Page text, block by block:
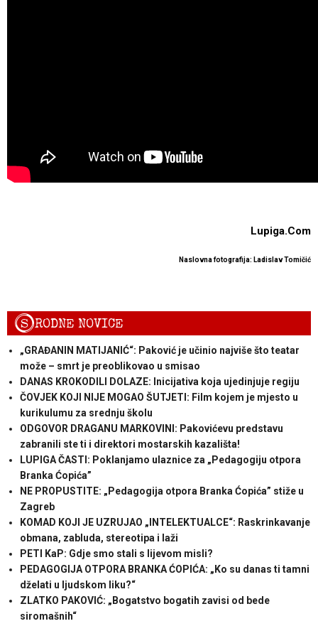
Lupiga.Com
Naslovna fotografija: Ladislav Tomičić
SRODNE NOVICE
„GRAĐANIN MATIJANIĆ“: Paković je učinio najviše što teatar
može – smrt je preoblikovao u smisao
DANAS KROKODILI DOLAZE: Inicijativa koja ujedinjuje regiju
ČOVJEK KOJI NIJE MOGAO ŠUTJETI: Film kojem je mjesto u
kurikulumu za srednju školu
ODGOVOR DRAGANU MARKOVINI: Pakovićevu predstavu
zabranili ste ti i direktori mostarskih kazališta!
LUPIGA ČASTI: Poklanjamo ulaznice za „Pedagogiju otpora
Branka Ćopića”
NE PROPUSTITE: „Pedagogija otpora Branka Ćopića” stiže u
Zagreb
KOMAD KOJI JE UZRUJAO „INTELEKTUALCE“: Raskrinkavanje
obmana, zabluda, stereotipa i laži
PETI KaP: Gdje smo stali s lijevom misli?
PEDAGOGIJA OTPORA BRANKA ĆOPIĆA: „Ko su danas ti tamni
dželati u ljudskom liku?“
ZLATKO PAKOVIĆ: „Bogatstvo bogatih zavisi od bede
siromašnih“